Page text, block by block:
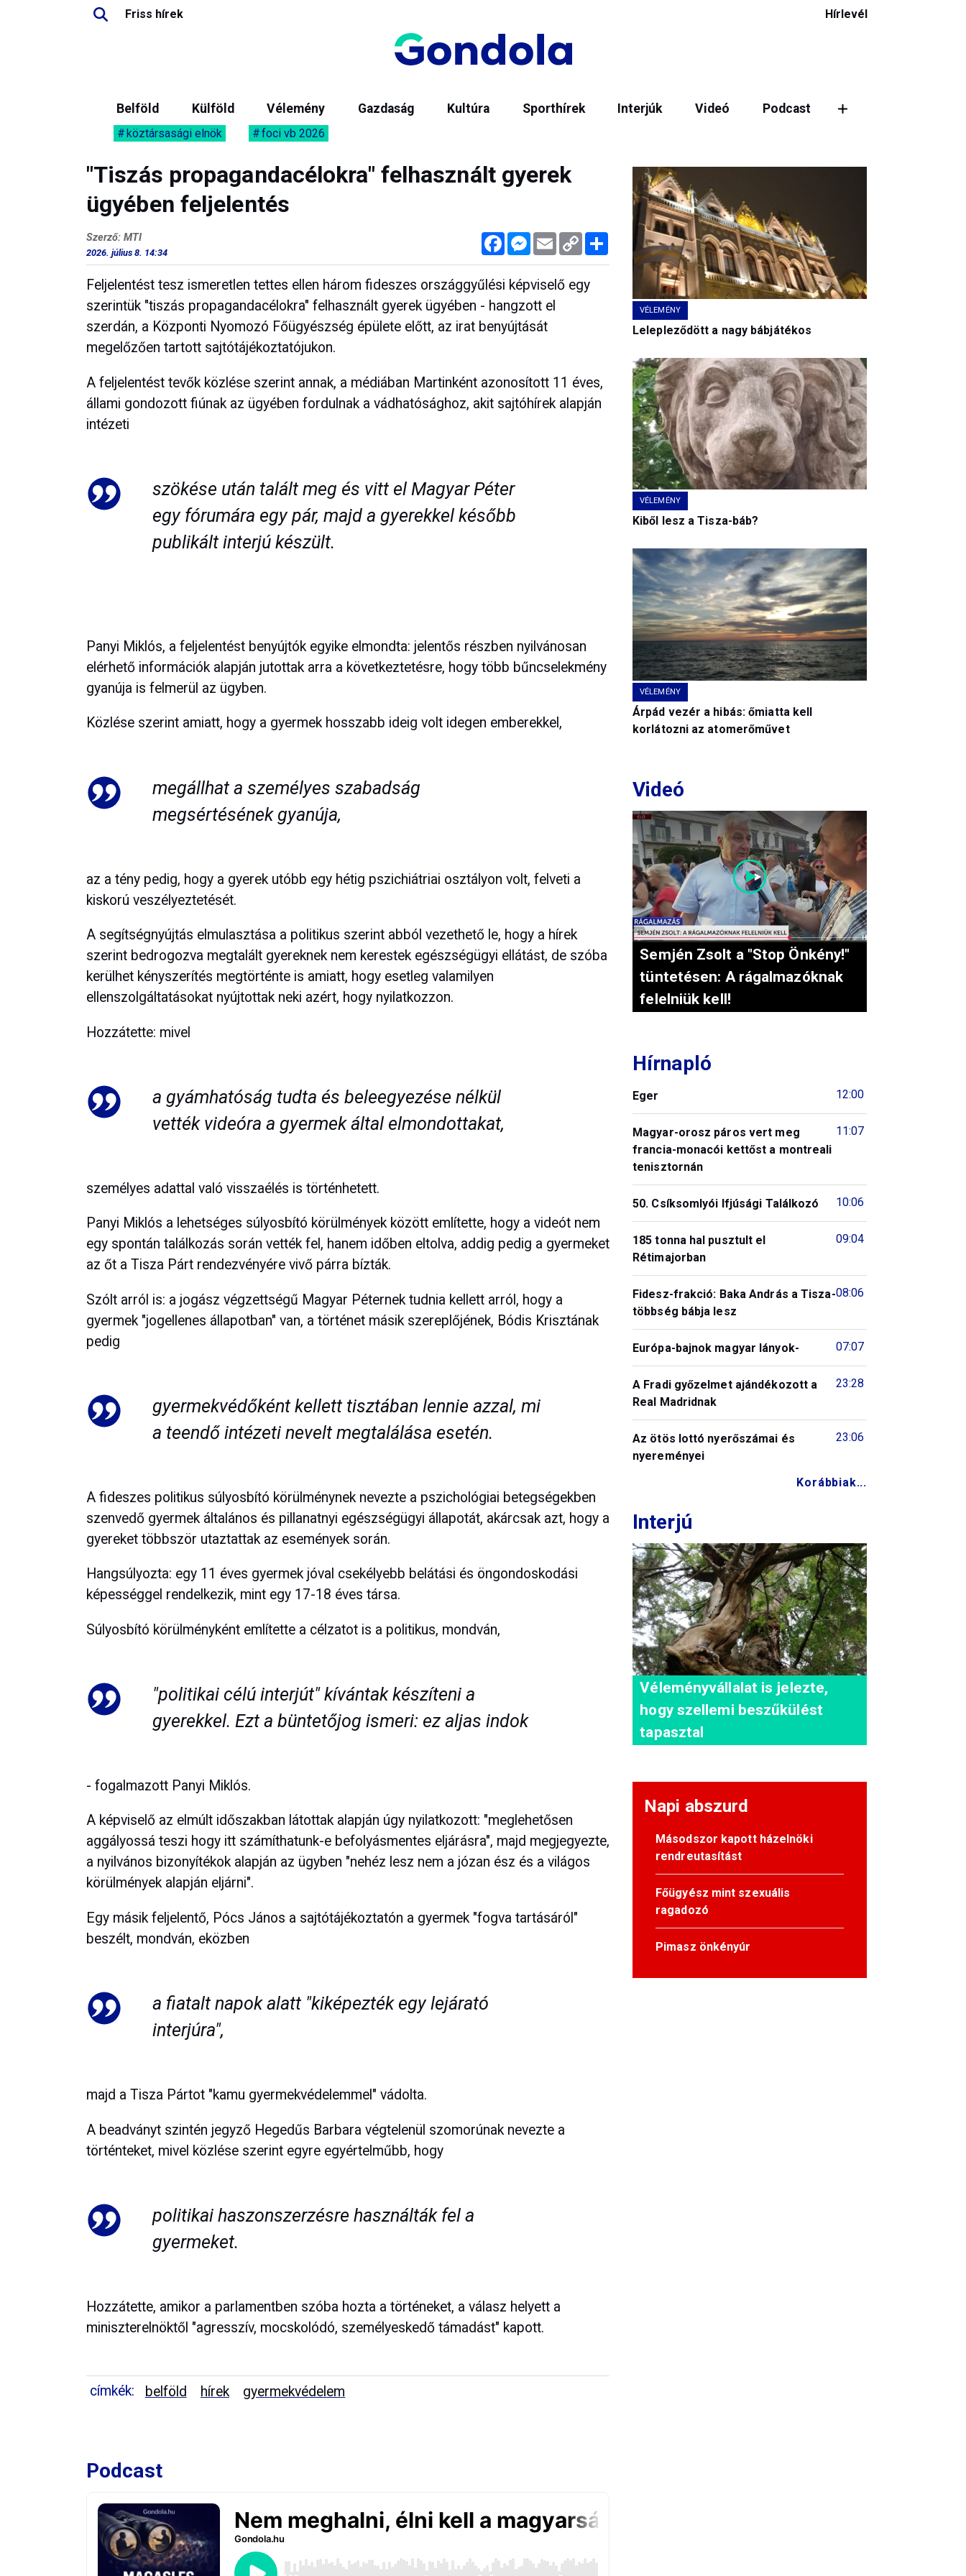
Friss hírek Hírlevél
Belföld Külföld Vélemény Gazdaság Kultúra Sporthírek Interjúk Videó Podcast
köztársasági elnök foci vb 2026
"Tiszás propagandacélokra" felhasznált gyerek
ügyében feljelentés
FacebookMessenger
Email Copy
Link
Megosztás
Szerző: MTI
2026. július 8. 14:34
Feljelentést tesz ismeretlen tettes ellen három fideszes országgyűlési képviselő egy
szerintük "tiszás propagandacélokra" felhasznált gyerek ügyében - hangzott el
szerdán, a Központi Nyomozó Főügyészség épülete előtt, az irat benyújtását
megelőzően tartott sajtótájékoztatójukon.
A feljelentést tevők közlése szerint annak, a médiában Martinként azonosított 11 éves,
állami gondozott fiúnak az ügyében fordulnak a vádhatósághoz, akit sajtóhírek alapján
intézeti
szökése után talált meg és vitt el Magyar Péter
egy fórumára egy pár, majd a gyerekkel később
publikált interjú készült.
Panyi Miklós, a feljelentést benyújtók egyike elmondta: jelentős részben nyilvánosan
elérhető információk alapján jutottak arra a következtetésre, hogy több bűncselekmény
gyanúja is felmerül az ügyben.
Közlése szerint amiatt, hogy a gyermek hosszabb ideig volt idegen emberekkel,
megállhat a személyes szabadság
megsértésének gyanúja,
az a tény pedig, hogy a gyerek utóbb egy hétig pszichiátriai osztályon volt, felveti a
kiskorú veszélyeztetését.
A segítségnyújtás elmulasztása a politikus szerint abból vezethető le, hogy a hírek
szerint bedrogozva megtalált gyereknek nem kerestek egészségügyi ellátást, de szóba
kerülhet kényszerítés megtörténte is amiatt, hogy esetleg valamilyen
ellenszolgáltatásokat nyújtottak neki azért, hogy nyilatkozzon.
Hozzátette: mivel
a gyámhatóság tudta és beleegyezése nélkül
vették videóra a gyermek által elmondottakat,
személyes adattal való visszaélés is történhetett.
Panyi Miklós a lehetséges súlyosbító körülmények között említette, hogy a videót nem
egy spontán találkozás során vették fel, hanem időben eltolva, addig pedig a gyermeket
az őt a Tisza Párt rendezvényére vivő párra bízták.
Szólt arról is: a jogász végzettségű Magyar Péternek tudnia kellett arról, hogy a
gyermek "jogellenes állapotban" van, a történet másik szereplőjének, Bódis Krisztának
pedig
gyermekvédőként kellett tisztában lennie azzal, mi
a teendő intézeti nevelt megtalálása esetén.
A fideszes politikus súlyosbító körülménynek nevezte a pszichológiai betegségekben
szenvedő gyermek általános és pillanatnyi egészségügyi állapotát, akárcsak azt, hogy a
gyereket többször utaztattak az események során.
Hangsúlyozta: egy 11 éves gyermek jóval csekélyebb belátási és öngondoskodási
képességgel rendelkezik, mint egy 17-18 éves társa.
Súlyosbító körülményként említette a célzatot is a politikus, mondván,
"politikai célú interjút" kívántak készíteni a
gyerekkel. Ezt a büntetőjog ismeri: ez aljas indok
- fogalmazott Panyi Miklós.
A képviselő az elmúlt időszakban látottak alapján úgy nyilatkozott: "meglehetősen
aggályossá teszi hogy itt számíthatunk-e befolyásmentes eljárásra", majd megjegyezte,
a nyilvános bizonyítékok alapján az ügyben "nehéz lesz nem a józan ész és a világos
körülmények alapján eljárni".
Egy másik feljelentő, Pócs János a sajtótájékoztatón a gyermek "fogva tartásáról"
beszélt, mondván, eközben
a fiatalt napok alatt "kiképezték egy lejárató
interjúra",
majd a Tisza Pártot "kamu gyermekvédelemmel" vádolta.
A beadványt szintén jegyző Hegedűs Barbara végtelenül szomorúnak nevezte a
történteket, mivel közlése szerint egyre egyértelműbb, hogy
politikai haszonszerzésre használták fel a
gyermeket.
Hozzátette, amikor a parlamentben szóba hozta a történeket, a válasz helyett a
miniszterelnöktől "agresszív, mocskolódó, személyeskedő támadást" kapott.
címkék: belföld hírek gyermekvédelem
Podcast
VÉLEMÉNY
Lelepleződött a nagy bábjátékos
VÉLEMÉNY
Kiből lesz a Tisza-báb?
VÉLEMÉNY
Árpád vezér a hibás: őmiatta kell
korlátozni az atomerőművet
Videó
Semjén Zsolt a "Stop Önkény!"
tüntetésen: A rágalmazóknak
felelniük kell!
Hírnapló
12:00
Eger
11:07
Magyar-orosz páros vert meg
francia-monacói kettőst a montreali
tenisztornán
10:06
50. Csíksomlyói Ifjúsági Találkozó
09:04
185 tonna hal pusztult el
Rétimajorban
08:06
Fidesz-frakció: Baka András a Tisza-
többség bábja lesz
07:07
Európa-bajnok magyar lányok-
23:28
A Fradi győzelmet ajándékozott a
Real Madridnak
23:06
Az ötös lottó nyerőszámai és
nyereményei
Korábbiak...
Interjú
Véleményvállalat is jelezte,
hogy szellemi beszűkülést
tapasztal
Napi abszurd
Másodszor kapott házelnöki
rendreutasítást
Főügyész mint szexuális
ragadozó
Pimasz önkényúr